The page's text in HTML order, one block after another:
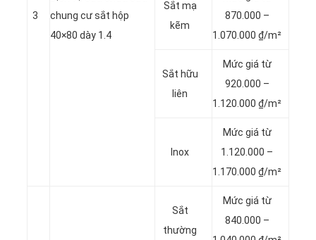
3
chung cư sắt hộp
40×80 dày 1.4
Sắt mạ
kẽm
870.000 –
1.070.000 ₫/m²
Sắt hữu
liên
Mức giá từ
920.000 –
1.120.000 ₫/m²
Inox
Mức giá từ
1.120.000 –
1.170.000 ₫/m²
Sắt
thường
Mức giá từ
840.000 –